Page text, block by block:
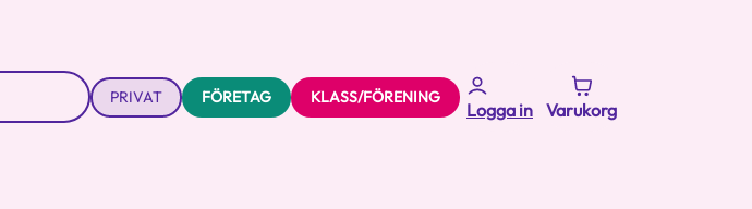
PRIVAT FÖRETAG KLASS/FÖRENING
Logga in Varukorg